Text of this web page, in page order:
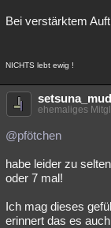
Bei verstärktem
NICHTS lebt ewig !
ehemaliges
@pfötchen
habe leider zu
oder 7 mal!
Ich mag dieses
erinnert das es